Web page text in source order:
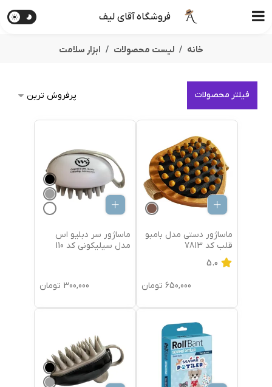
فروشگاه آقای لیف
خانه لیست محصولات ابزار سلامت
فیلتر محصولات
ماساژور دستی مدل بامبو
قلب کد 7813
5.0
650,000 تومان
ماساژور سر دبلیو اس
مدل سیلیکونی کد 110
300,000 تومان